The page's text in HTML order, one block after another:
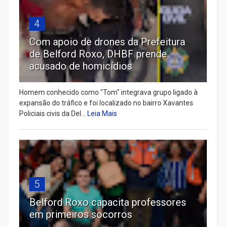
4
Com apoio de drones da Prefeitura
de Belford Roxo, DHBF prende
acusado de homicídios
Homem conhecido como "Tom" integrava grupo ligado à
expansão do tráfico e foi localizado no bairro Xavantes
Policiais civis da Del... Leia Mais
5
Belford Roxo capacita professores
em primeiros socorros